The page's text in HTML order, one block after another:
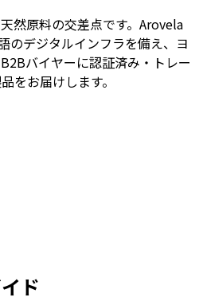
然原料の交差点です。Arovela
のデジタルインフラを備え、ヨ
バイヤーに認証済み・トレー
をお届けします。
ド